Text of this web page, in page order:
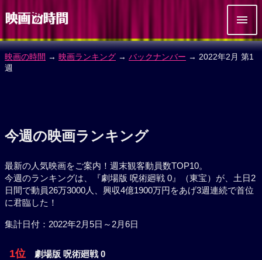
映画の時間 → 映画ランキング → バックナンバー → 2022年2月 第1
週
今週の映画ランキング
最新の人気映画をご案内！週末観客動員数TOP10。
今週のランキングは、『劇場版 呪術廻戦 0』（東宝）が、土日2
日間で動員26万3000人、興収4億1900万円をあげ3週連続で首位
に君臨した！
集計日付：2022年2月5日～2月6日
1位 劇場版 呪術廻戦 0